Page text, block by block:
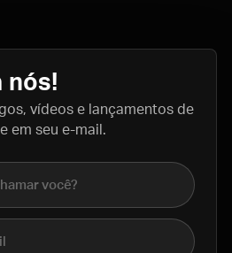
nós!
vídeos e lançamentos de
em seu e-mail.